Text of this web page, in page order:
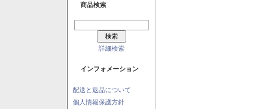
商品検索
詳細検索
インフォメーション
配送と返品について
個人情報保護方針